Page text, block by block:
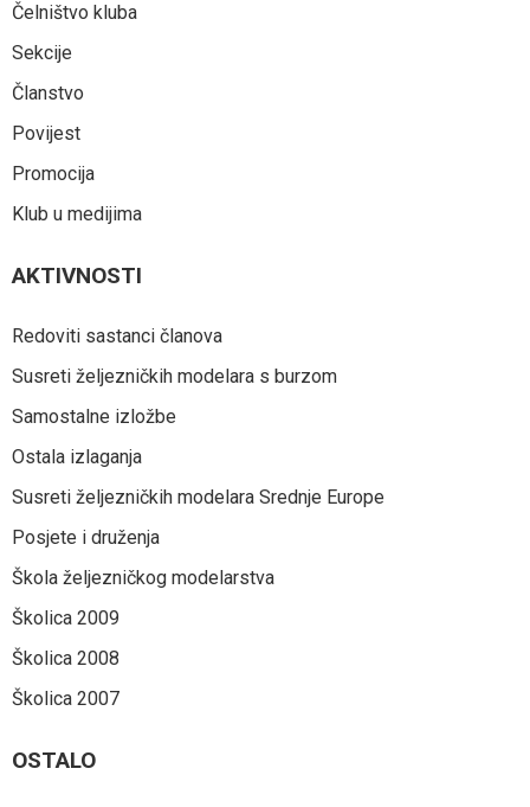
Čelništvo kluba
Sekcije
Članstvo
Povijest
Promocija
Klub u medijima
AKTIVNOSTI
Redoviti sastanci članova
Susreti željezničkih modelara s burzom
Samostalne izložbe
Ostala izlaganja
Susreti željezničkih modelara Srednje Europe
Posjete i druženja
Škola željezničkog modelarstva
Školica 2009
Školica 2008
Školica 2007
OSTALO